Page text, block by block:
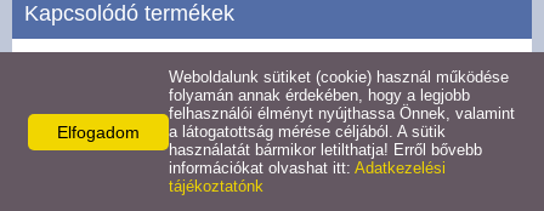
EFOP-1.5.2-16-2017-00008
Kapcsolódó termékek
Gazdálkodási adatok
Részletek
Elfogadom
Weboldalunk sütiket (cookie) használ működése
folyamán annak érdekében, hogy a legjobb
felhasználói élményt nyújthassa Önnek, valamint
a látogatottság mérése céljából. A sütik
használatát bármikor letilthatja! Erről bővebb
információkat olvashat itt: Adatkezelési
tájékoztatónk